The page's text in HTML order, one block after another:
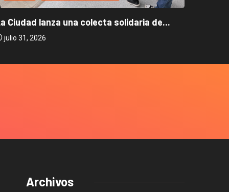
Ciudad lanza una colecta solidaria de...
julio 31, 2026
Archivos